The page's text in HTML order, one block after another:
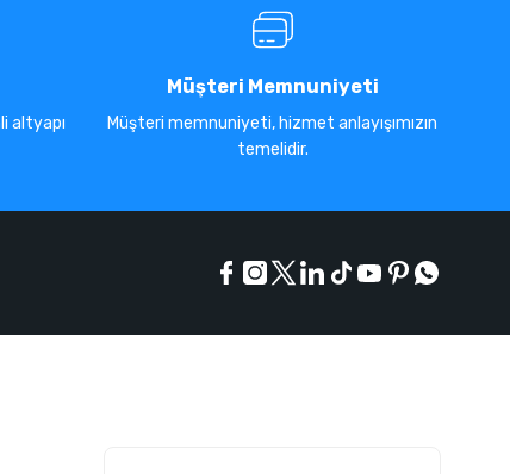
altyapı
Müşteri Memnuniyeti
Müşteri memnuniyeti, hizmet anlayışımızın
temelidir.